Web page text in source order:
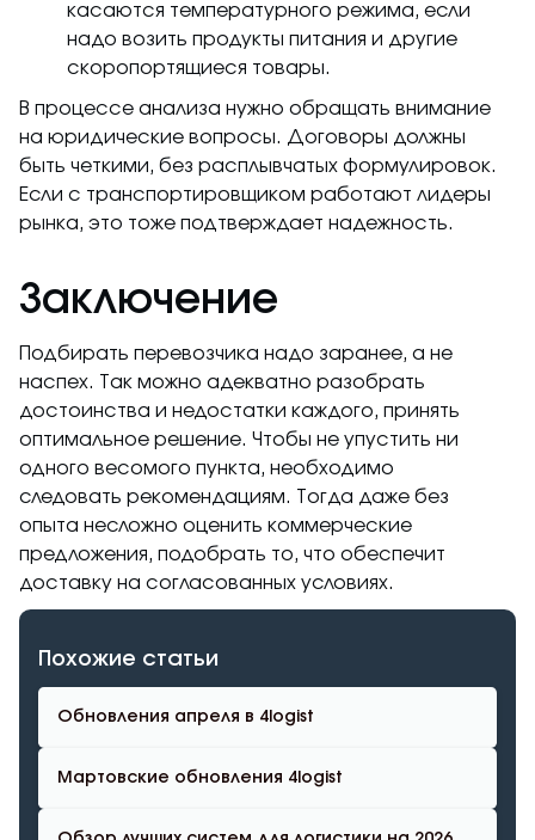
касаются температурного режима, если
надо возить продукты питания и другие
скоропортящиеся товары.
В процессе анализа нужно обращать внимание
на юридические вопросы. Договоры должны
быть четкими, без расплывчатых формулировок.
Если с транспортировщиком работают лидеры
рынка, это тоже подтверждает надежность.
Заключение
Подбирать перевозчика надо заранее, а не
наспех. Так можно адекватно разобрать
достоинства и недостатки каждого, принять
оптимальное решение. Чтобы не упустить ни
одного весомого пункта, необходимо
следовать рекомендациям. Тогда даже без
опыта несложно оценить коммерческие
предложения, подобрать то, что обеспечит
доставку на согласованных условиях.
Похожие статьи
Обновления апреля в 4logist
Мартовские обновления 4logist